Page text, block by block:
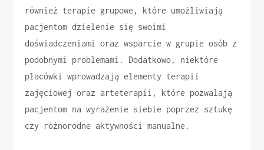
również terapie grupowe, które umożliwiają
pacjentom dzielenie się swoimi
doświadczeniami oraz wsparcie w grupie osób z
podobnymi problemami. Dodatkowo, niektóre
placówki wprowadzają elementy terapii
zajęciowej oraz arteterapii, które pozwalają
pacjentom na wyrażenie siebie poprzez sztukę
czy różnorodne aktywności manualne.